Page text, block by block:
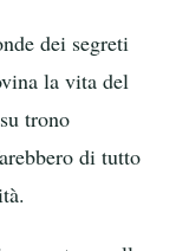
dei segreti
la vita del
su trono
di tutto